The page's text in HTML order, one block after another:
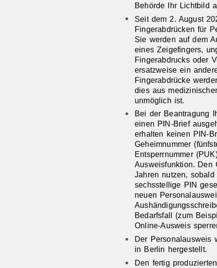
Behörde Ihr Lichtbild
Seit dem 2. August
Fingerabdrücken für
Sie werden auf dem
eines Zeigefingers,
Fingerabdrucks oder
ersatzweise ein
Fingerabdrücke
dies aus
unmöglich ist.
Bei der Beantragung
einen PIN-Brief
erhalten keinen PIN-
Geheimnummer
Entsperrnummer
Ausweisfunktion. Den
Jahren nutzen,
sechsstellige PIN
neuen
Bedarfsfall (zum
Online-Ausweis
Der Personalausweis
in Berlin hergestellt.
Den fertig